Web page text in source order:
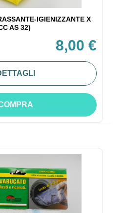
IGIENIZZANTE X
AS 32)
8,00 €